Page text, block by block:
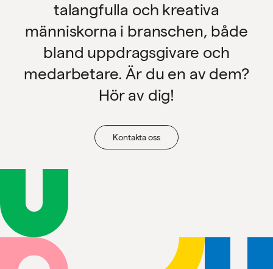
talangfulla och kreativa
människorna i branschen, både
bland uppdragsgivare och
medarbetare. Är du en av dem?
Hör av dig!
Kontakta oss